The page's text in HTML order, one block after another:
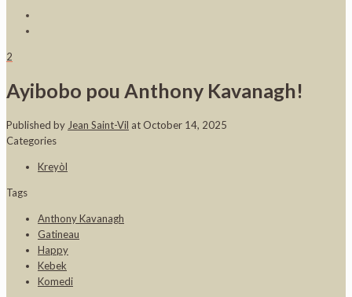
2
Ayibobo pou Anthony Kavanagh!
Published by Jean Saint-Vil atOctober 14, 2025
Categories
Kreyòl
Tags
Anthony Kavanagh
Gatineau
Happy
Kebek
Komedi